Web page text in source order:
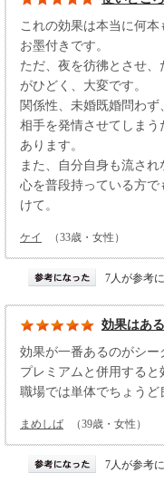
これの効果は本当に何本
お墨付きです。
ただ、夜を彷彿とさせ
がひどく、大変です。
関係性、未婚既婚問わず
相手を発情させてしま
あります。
また、自分自身も流さ
心を普段持っている方
けて。
ケイ （33歳・女性）
7人が参考
効果はある
効果が一番あるのがシー
プレミアムと併用すると
職場では単体でちょうど
まめしば （39歳・女性）
7人が参考